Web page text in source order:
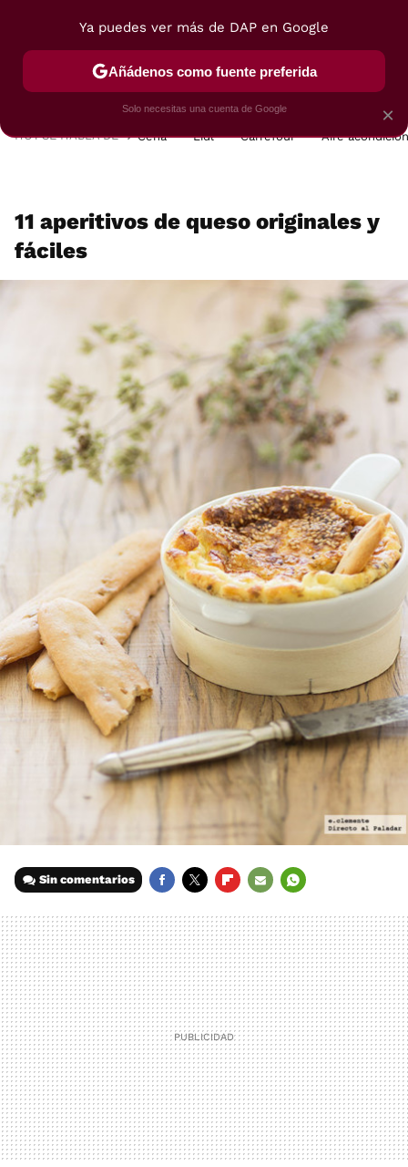
POSTRES VIAJES SELECCIÓN VEGUI
HOY SE HABLA DE Cena Lidl Carrefour Aire
11 aperitivos de queso originales y
fáciles
Sin comentarios
MAIL
×
Ya puedes ver más de DAP en Google
Añádenos como fuente preferida
Solo necesitas una cuenta de Google